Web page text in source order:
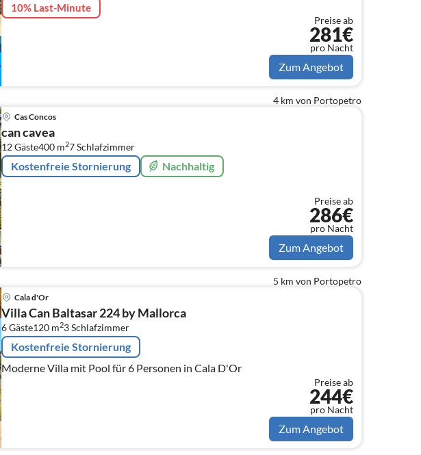
10% Last-Minute
Preise ab
281€
pro Nacht
Zum Angebot
4 km von Portopetro
Cas Concos
can cavea
12 Gäste400 m27Schlafzimmer
Kostenfreie Stornierung Nachhaltig
Preise ab
286€
pro Nacht
Zum Angebot
5 km von Portopetro
Cala d'Or
Villa Can Baltasar 224 by Mallorca
6 Gäste120 m23Schlafzimmer
Kostenfreie Stornierung
Moderne Villa mit Pool für 6 Personen in Cala D'Or
Preise ab
244€
pro Nacht
Zum Angebot